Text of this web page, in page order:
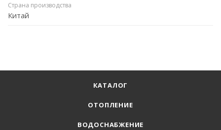
Страна производства
Китай
КАТАЛОГ
ОТОПЛЕНИЕ
ВОДОСНАБЖЕНИЕ